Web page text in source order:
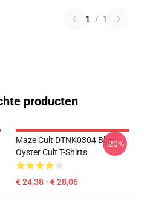
1 / 1
producten
Maze Cult DTNK0304 Blue
Öyster Cult T-Shirts
€ 24,38 - € 28,06
-20%